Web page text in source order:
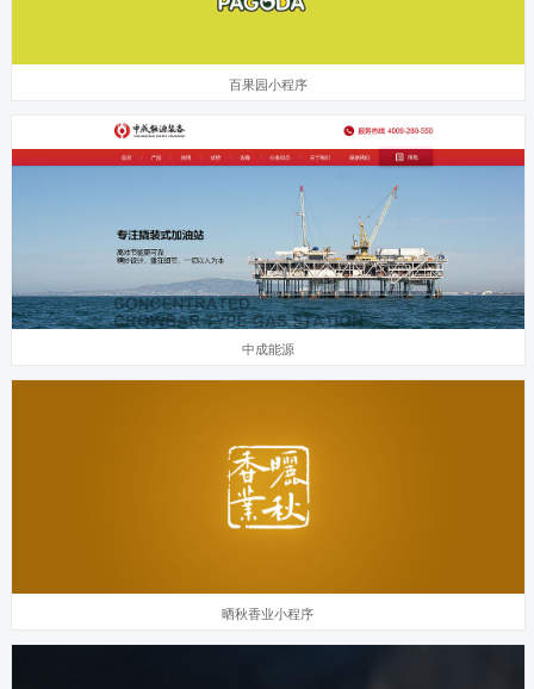
百果园小程序
中成能源
晒秋香业小程序